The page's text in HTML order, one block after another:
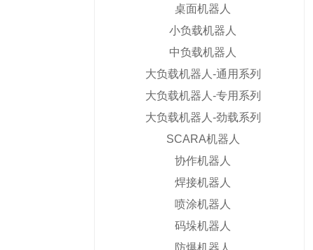
桌面机器人
小负载机器人
中负载机器人
大负载机器人-通用系列
大负载机器人-专用系列
大负载机器人-劲载系列
SCARA机器人
协作机器人
焊接机器人
喷涂机器人
码垛机器人
防爆机器人